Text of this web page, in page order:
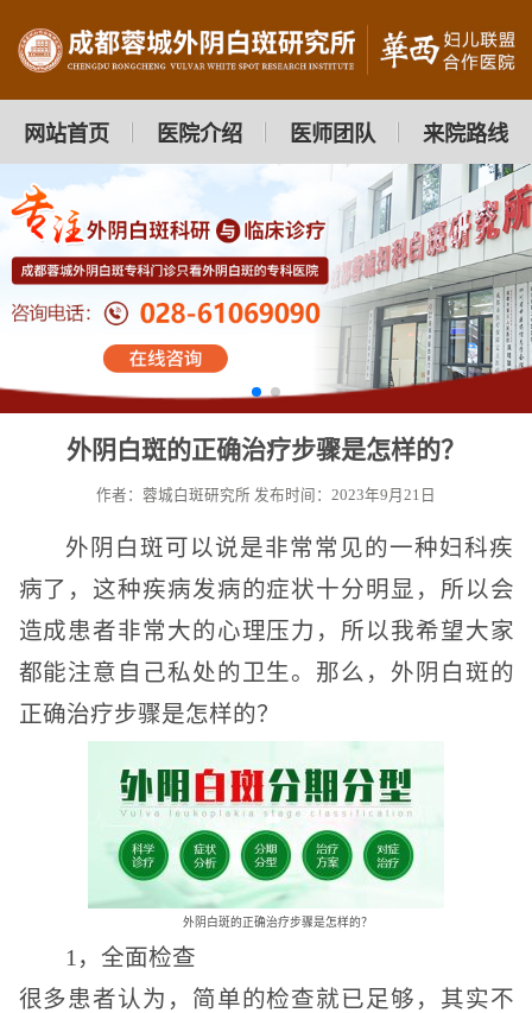
网站首页 医院介绍 医师团队 来院路线
外阴白斑的正确治疗步骤是怎样的？
作者：蓉城白斑研究所 发布时间：2023年9月21日
外阴白斑可以说是非常常见的一种妇科疾
病了，这种疾病发病的症状十分明显，所以会
造成患者非常大的心理压力，所以我希望大家
都能注意自己私处的卫生。那么，外阴白斑的
正确治疗步骤是怎样的？
外阴白斑的正确治疗步骤是怎样的？
1，全面检查
很多患者认为，简单的检查就已足够，其实不